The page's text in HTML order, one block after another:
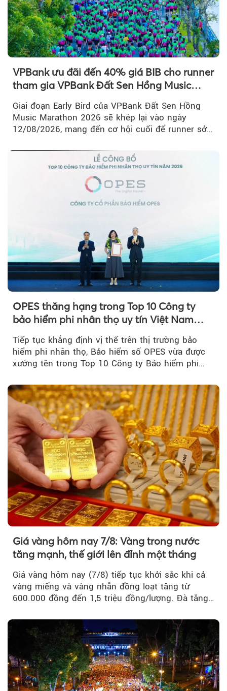
VPBank ưu đãi đến 40% giá BIB cho runner
tham gia VPBank Đất Sen Hồng Music
Giai đoạn Early Bird của VPBank Đất Sen Hồng
Music Marathon 2026 sẽ khép lại vào ngày
12/08/2026, mang đến cơ hội cuối để runner sở
OPES thăng hạng trong Top 10 Công ty
bảo hiểm phi nhân thọ uy tín Việt Nam
2026
Tiếp tục khẳng định vị thế trên thị trường bảo
hiểm phi nhân thọ, Bảo hiểm số OPES vừa được
xướng tên trong Top 10 Công ty Bảo hiểm phi
Giá vàng hôm nay 7/8: Vàng trong nước
tăng mạnh, thế giới lên đỉnh một tháng
Giá vàng hôm nay (7/8) tiếp tục khởi sắc khi cả
vàng miếng và vàng nhẫn đồng loạt tăng từ
600.000 đồng đến 1,5 triệu đồng/lượng. Đà tăng
vàng thế giới bứt phá lên mức cao nhất trong
một tháng.